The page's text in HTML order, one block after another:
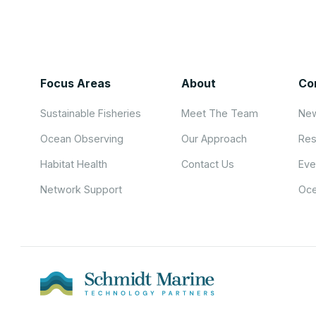
Focus Areas
Sustainable Fisheries
Ocean Observing
Habitat Health
Network Support
About
Meet The Team
Our Approach
Contact Us